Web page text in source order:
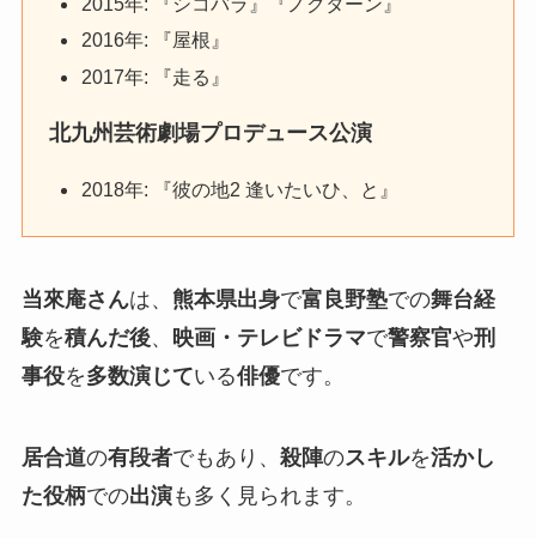
2016年: 『屋根』
2017年: 『走る』
北九州芸術劇場プロデュース公演
2018年: 『彼の地2 逢いたいひ、と』
当來庵さんは、 熊本県出身で富良野塾での舞台経
験を積んだ後、 映画・テレビドラマで警察官や刑
事役を多数演じている俳優です。
居合道の有段者でもあり、 殺陣のスキルを活かし
た役柄での出演も多く見られます。